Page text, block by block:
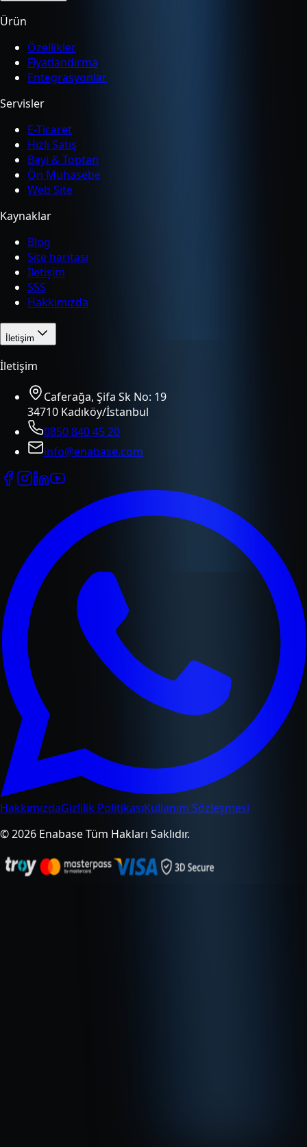
Ürün
Özellikler
Fiyatlandırma
Entegrasyonlar
Servisler
E-Ticaret
Hızlı Satış
Bayi & Toptan
Ön Muhasebe
Web Site
Kaynaklar
Blog
Site haritası
İletişim
SSS
Hakkımızda
İletişim
İletişim
Caferağa, Şifa Sk No: 19
34710 Kadıköy/İstanbul
0850 840 45 20
info@enabase.com
HakkımızdaGizlilik PolitikasıKullanım Sözleşmesi
© 2026 Enabase Tüm Hakları Saklıdır.